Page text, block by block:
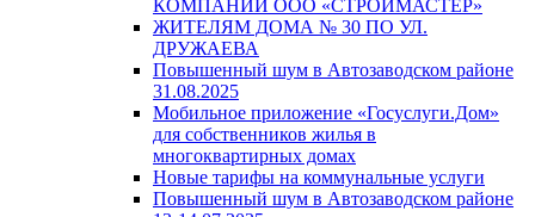
КОМПАНИИ ООО «СТРОЙМАСТЕР»
ЖИТЕЛЯМ ДОМА № 30 ПО УЛ.
ДРУЖАЕВА
Повышенный шум в Автозаводском районе
31.08.2025
Мобильное приложение «Госуслуги.Дом»
для собственников жилья в
многоквартирных домах
Новые тарифы на коммунальные услуги
Повышенный шум в Автозаводском районе